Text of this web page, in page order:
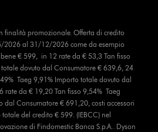
finalità promozionale. Offerta di credito
al 31/12/2026 come da esempio
€ 599, in 12 rate da € 53,3 Tan fisso
dovuto dal Consumatore € 639,6, 24
Taeg 9,91% Importo totale dovuto dal
rate da € 19,20 Tan fisso 9,54% Taeg
dal Consumatore € 691,20, costi accessori
del credito € 599. (IEBCC) nel
di Findomestic Banca S.p.A.. Dyson